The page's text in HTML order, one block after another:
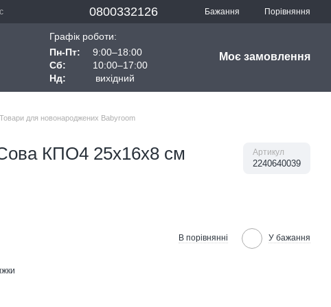
0800332126 Бажання Порівняння
Графік роботи:
Пн-Пт:
9:00–18:00
Сб:
10:00–17:00
Нд:
вихідний
Моє замовлення
Товари для новонароджених Babyroom
КПО4 25х16х8 см
Артикул
2240640039
В порівнянні У бажання